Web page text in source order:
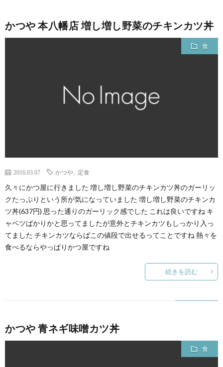
かつや 本八幡店 増し増し野菜のチキンカツ丼
食
2016.03.07 かつや 定食
久々にかつ屋に行きました 増し増し野菜のチキンカツ丼のガーリッ
クたっぷりという所が気になっていました 増し増し野菜のチキンカ
ツ丼(637円) 思った通りのガーリック感でした これは良いですね キ
ャベツばかりかと思ってましたが意外とチキンカツもしっかり入っ
てました チキンカツならばこの値段で出せるってことですね 熱々を
食べるならやっぱりかつ屋ですね
続きを読む
かつや 青ネギ味噌カツ丼
食